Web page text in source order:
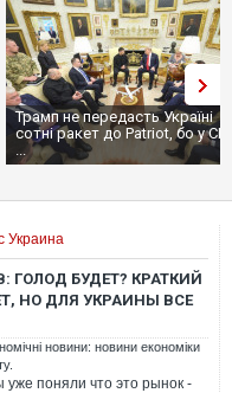
Трамп не передасть Україні
сотні ракет до Patriot, бо у
...
Украина
ГОЛОД БУДЕТ? КРАТКИЙ
НО ДЛЯ УКРАИНЫ ВСЕ
новини: новини економіки
уже поняли что это рынок -